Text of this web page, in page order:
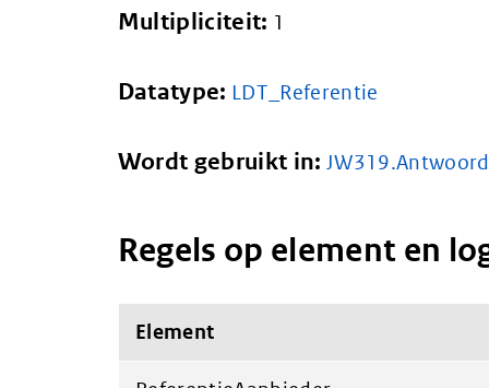
Multipliciteit: 1
Datatype: LDT_Referentie
Wordt gebruikt in:JW319.Antwoord
Regels op element en
Element